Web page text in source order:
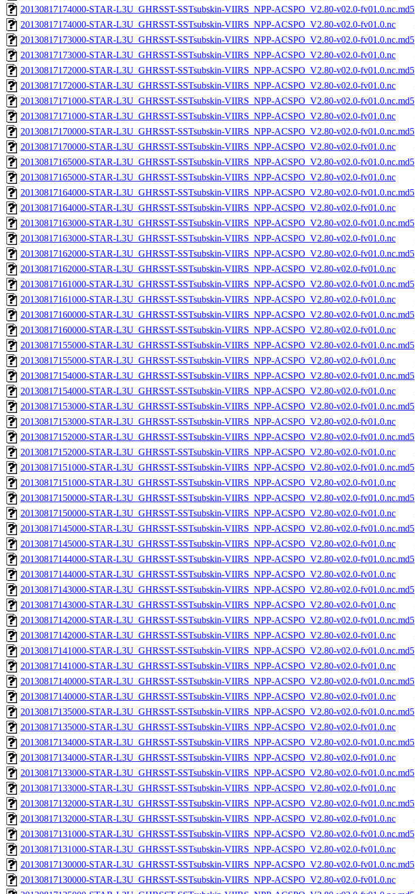
20130817174000-STAR-L3U_GHRSST-SSTsubskin-VIIRS_NPP-ACSPO_V2.80-v02.0-fv01.0.nc.md5
20130817174000-STAR-L3U_GHRSST-SSTsubskin-VIIRS_NPP-ACSPO_V2.80-v02.0-fv01.0.nc
20130817173000-STAR-L3U_GHRSST-SSTsubskin-VIIRS_NPP-ACSPO_V2.80-v02.0-fv01.0.nc.md5
20130817173000-STAR-L3U_GHRSST-SSTsubskin-VIIRS_NPP-ACSPO_V2.80-v02.0-fv01.0.nc
20130817172000-STAR-L3U_GHRSST-SSTsubskin-VIIRS_NPP-ACSPO_V2.80-v02.0-fv01.0.nc.md5
20130817172000-STAR-L3U_GHRSST-SSTsubskin-VIIRS_NPP-ACSPO_V2.80-v02.0-fv01.0.nc
20130817171000-STAR-L3U_GHRSST-SSTsubskin-VIIRS_NPP-ACSPO_V2.80-v02.0-fv01.0.nc.md5
20130817171000-STAR-L3U_GHRSST-SSTsubskin-VIIRS_NPP-ACSPO_V2.80-v02.0-fv01.0.nc
20130817170000-STAR-L3U_GHRSST-SSTsubskin-VIIRS_NPP-ACSPO_V2.80-v02.0-fv01.0.nc.md5
20130817170000-STAR-L3U_GHRSST-SSTsubskin-VIIRS_NPP-ACSPO_V2.80-v02.0-fv01.0.nc
20130817165000-STAR-L3U_GHRSST-SSTsubskin-VIIRS_NPP-ACSPO_V2.80-v02.0-fv01.0.nc.md5
20130817165000-STAR-L3U_GHRSST-SSTsubskin-VIIRS_NPP-ACSPO_V2.80-v02.0-fv01.0.nc
20130817164000-STAR-L3U_GHRSST-SSTsubskin-VIIRS_NPP-ACSPO_V2.80-v02.0-fv01.0.nc.md5
20130817164000-STAR-L3U_GHRSST-SSTsubskin-VIIRS_NPP-ACSPO_V2.80-v02.0-fv01.0.nc
20130817163000-STAR-L3U_GHRSST-SSTsubskin-VIIRS_NPP-ACSPO_V2.80-v02.0-fv01.0.nc.md5
20130817163000-STAR-L3U_GHRSST-SSTsubskin-VIIRS_NPP-ACSPO_V2.80-v02.0-fv01.0.nc
20130817162000-STAR-L3U_GHRSST-SSTsubskin-VIIRS_NPP-ACSPO_V2.80-v02.0-fv01.0.nc.md5
20130817162000-STAR-L3U_GHRSST-SSTsubskin-VIIRS_NPP-ACSPO_V2.80-v02.0-fv01.0.nc
20130817161000-STAR-L3U_GHRSST-SSTsubskin-VIIRS_NPP-ACSPO_V2.80-v02.0-fv01.0.nc.md5
20130817161000-STAR-L3U_GHRSST-SSTsubskin-VIIRS_NPP-ACSPO_V2.80-v02.0-fv01.0.nc
20130817160000-STAR-L3U_GHRSST-SSTsubskin-VIIRS_NPP-ACSPO_V2.80-v02.0-fv01.0.nc.md5
20130817160000-STAR-L3U_GHRSST-SSTsubskin-VIIRS_NPP-ACSPO_V2.80-v02.0-fv01.0.nc
20130817155000-STAR-L3U_GHRSST-SSTsubskin-VIIRS_NPP-ACSPO_V2.80-v02.0-fv01.0.nc.md5
20130817155000-STAR-L3U_GHRSST-SSTsubskin-VIIRS_NPP-ACSPO_V2.80-v02.0-fv01.0.nc
20130817154000-STAR-L3U_GHRSST-SSTsubskin-VIIRS_NPP-ACSPO_V2.80-v02.0-fv01.0.nc.md5
20130817154000-STAR-L3U_GHRSST-SSTsubskin-VIIRS_NPP-ACSPO_V2.80-v02.0-fv01.0.nc
20130817153000-STAR-L3U_GHRSST-SSTsubskin-VIIRS_NPP-ACSPO_V2.80-v02.0-fv01.0.nc.md5
20130817153000-STAR-L3U_GHRSST-SSTsubskin-VIIRS_NPP-ACSPO_V2.80-v02.0-fv01.0.nc
20130817152000-STAR-L3U_GHRSST-SSTsubskin-VIIRS_NPP-ACSPO_V2.80-v02.0-fv01.0.nc.md5
20130817152000-STAR-L3U_GHRSST-SSTsubskin-VIIRS_NPP-ACSPO_V2.80-v02.0-fv01.0.nc
20130817151000-STAR-L3U_GHRSST-SSTsubskin-VIIRS_NPP-ACSPO_V2.80-v02.0-fv01.0.nc.md5
20130817151000-STAR-L3U_GHRSST-SSTsubskin-VIIRS_NPP-ACSPO_V2.80-v02.0-fv01.0.nc
20130817150000-STAR-L3U_GHRSST-SSTsubskin-VIIRS_NPP-ACSPO_V2.80-v02.0-fv01.0.nc.md5
20130817150000-STAR-L3U_GHRSST-SSTsubskin-VIIRS_NPP-ACSPO_V2.80-v02.0-fv01.0.nc
20130817145000-STAR-L3U_GHRSST-SSTsubskin-VIIRS_NPP-ACSPO_V2.80-v02.0-fv01.0.nc.md5
20130817145000-STAR-L3U_GHRSST-SSTsubskin-VIIRS_NPP-ACSPO_V2.80-v02.0-fv01.0.nc
20130817144000-STAR-L3U_GHRSST-SSTsubskin-VIIRS_NPP-ACSPO_V2.80-v02.0-fv01.0.nc.md5
20130817144000-STAR-L3U_GHRSST-SSTsubskin-VIIRS_NPP-ACSPO_V2.80-v02.0-fv01.0.nc
20130817143000-STAR-L3U_GHRSST-SSTsubskin-VIIRS_NPP-ACSPO_V2.80-v02.0-fv01.0.nc.md5
20130817143000-STAR-L3U_GHRSST-SSTsubskin-VIIRS_NPP-ACSPO_V2.80-v02.0-fv01.0.nc
20130817142000-STAR-L3U_GHRSST-SSTsubskin-VIIRS_NPP-ACSPO_V2.80-v02.0-fv01.0.nc.md5
20130817142000-STAR-L3U_GHRSST-SSTsubskin-VIIRS_NPP-ACSPO_V2.80-v02.0-fv01.0.nc
20130817141000-STAR-L3U_GHRSST-SSTsubskin-VIIRS_NPP-ACSPO_V2.80-v02.0-fv01.0.nc.md5
20130817141000-STAR-L3U_GHRSST-SSTsubskin-VIIRS_NPP-ACSPO_V2.80-v02.0-fv01.0.nc
20130817140000-STAR-L3U_GHRSST-SSTsubskin-VIIRS_NPP-ACSPO_V2.80-v02.0-fv01.0.nc.md5
20130817140000-STAR-L3U_GHRSST-SSTsubskin-VIIRS_NPP-ACSPO_V2.80-v02.0-fv01.0.nc
20130817135000-STAR-L3U_GHRSST-SSTsubskin-VIIRS_NPP-ACSPO_V2.80-v02.0-fv01.0.nc.md5
20130817135000-STAR-L3U_GHRSST-SSTsubskin-VIIRS_NPP-ACSPO_V2.80-v02.0-fv01.0.nc
20130817134000-STAR-L3U_GHRSST-SSTsubskin-VIIRS_NPP-ACSPO_V2.80-v02.0-fv01.0.nc.md5
20130817134000-STAR-L3U_GHRSST-SSTsubskin-VIIRS_NPP-ACSPO_V2.80-v02.0-fv01.0.nc
20130817133000-STAR-L3U_GHRSST-SSTsubskin-VIIRS_NPP-ACSPO_V2.80-v02.0-fv01.0.nc.md5
20130817133000-STAR-L3U_GHRSST-SSTsubskin-VIIRS_NPP-ACSPO_V2.80-v02.0-fv01.0.nc
20130817132000-STAR-L3U_GHRSST-SSTsubskin-VIIRS_NPP-ACSPO_V2.80-v02.0-fv01.0.nc.md5
20130817132000-STAR-L3U_GHRSST-SSTsubskin-VIIRS_NPP-ACSPO_V2.80-v02.0-fv01.0.nc
20130817131000-STAR-L3U_GHRSST-SSTsubskin-VIIRS_NPP-ACSPO_V2.80-v02.0-fv01.0.nc.md5
20130817131000-STAR-L3U_GHRSST-SSTsubskin-VIIRS_NPP-ACSPO_V2.80-v02.0-fv01.0.nc
20130817130000-STAR-L3U_GHRSST-SSTsubskin-VIIRS_NPP-ACSPO_V2.80-v02.0-fv01.0.nc.md5
20130817130000-STAR-L3U_GHRSST-SSTsubskin-VIIRS_NPP-ACSPO_V2.80-v02.0-fv01.0.nc